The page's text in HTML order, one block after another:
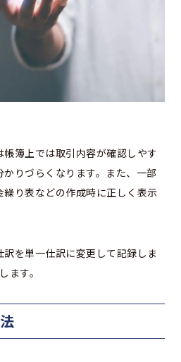
簿上では取引内容が確認しやす
りづらくなります。また、一部
り表などの作成時に正しく表示
を単一仕訳に変更して記録しま
ます。